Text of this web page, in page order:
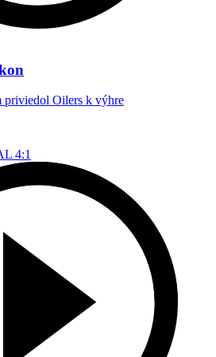
priviedol Oilers k výhre